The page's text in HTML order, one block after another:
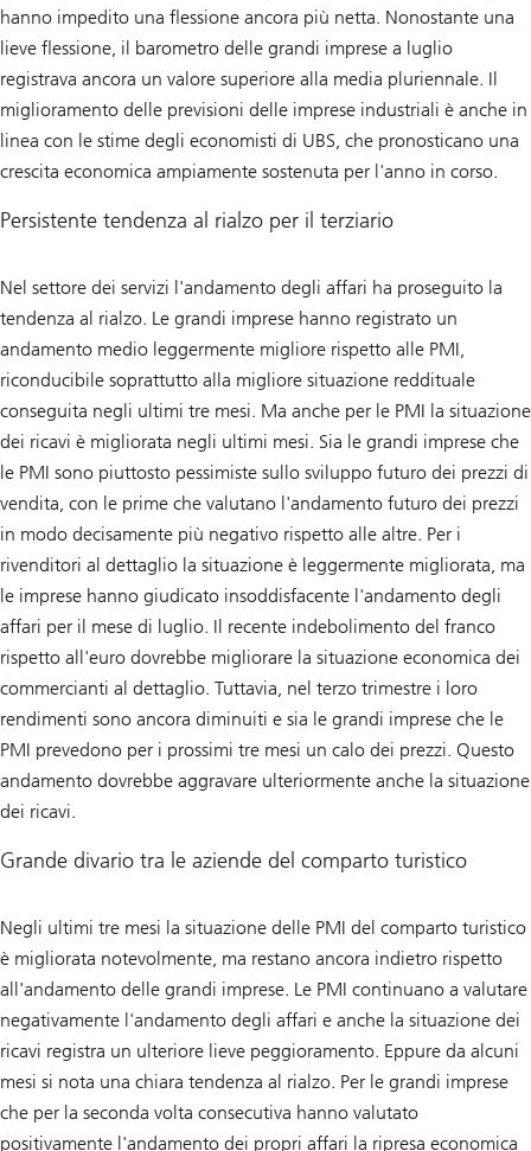
hanno impedito una flessione ancora più netta. Nonostante una
lieve flessione, il barometro delle grandi imprese a luglio
registrava ancora un valore superiore alla media pluriennale. Il
miglioramento delle previsioni delle imprese industriali è anche in
linea con le stime degli economisti di UBS, che pronosticano una
crescita economica ampiamente sostenuta per l'anno in corso.
Persistente tendenza al rialzo per il terziario
Nel settore dei servizi l'andamento degli affari ha proseguito la
tendenza al rialzo. Le grandi imprese hanno registrato un
andamento medio leggermente migliore rispetto alle PMI,
riconducibile soprattutto alla migliore situazione reddituale
conseguita negli ultimi tre mesi. Ma anche per le PMI la situazione
dei ricavi è migliorata negli ultimi mesi. Sia le grandi imprese che
le PMI sono piuttosto pessimiste sullo sviluppo futuro dei prezzi di
vendita, con le prime che valutano l'andamento futuro dei prezzi
in modo decisamente più negativo rispetto alle altre. Per i
rivenditori al dettaglio la situazione è leggermente migliorata, ma
le imprese hanno giudicato insoddisfacente l'andamento degli
affari per il mese di luglio. Il recente indebolimento del franco
rispetto all'euro dovrebbe migliorare la situazione economica dei
commercianti al dettaglio. Tuttavia, nel terzo trimestre i loro
rendimenti sono ancora diminuiti e sia le grandi imprese che le
PMI prevedono per i prossimi tre mesi un calo dei prezzi. Questo
andamento dovrebbe aggravare ulteriormente anche la situazione
dei ricavi.
Grande divario tra le aziende del comparto turistico
Negli ultimi tre mesi la situazione delle PMI del comparto turistico
è migliorata notevolmente, ma restano ancora indietro rispetto
all'andamento delle grandi imprese. Le PMI continuano a valutare
negativamente l'andamento degli affari e anche la situazione dei
ricavi registra un ulteriore lieve peggioramento. Eppure da alcuni
mesi si nota una chiara tendenza al rialzo. Per le grandi imprese
che per la seconda volta consecutiva hanno valutato
positivamente l'andamento dei propri affari la ripresa economica